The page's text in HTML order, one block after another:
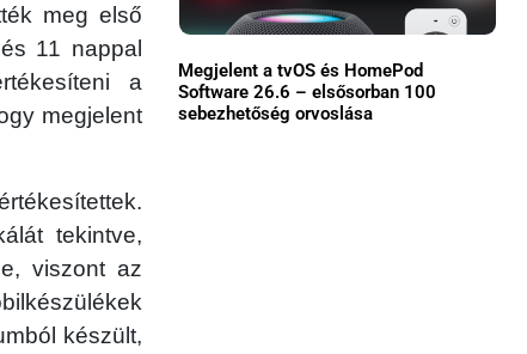
meg első
11 nappal
a
megjelent
tekintve,
viszont az
készült,
Megjelent a tvOS és HomePod
Software 26.6 – elsősorban 100
sebezhetőség orvoslása
Használt Apple
Apple szerviz